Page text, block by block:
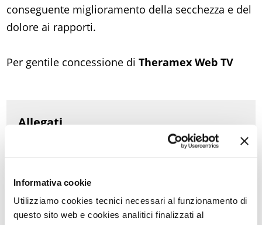
Informativa cookie
Utilizziamo cookies tecnici necessari al funzionamento di
questo sito web e cookies analitici finalizzati al
conseguente miglioramento della secchezza e del
dolore ai rapporti.
Per gentile concessione diTheramex Web TV
Allegati
Hormone Replacement Therapy and sexuality
Disturbi del sonno correlati alla menopausa -
La terapia ormonale postmenopausale: quello che i
clinici vogliono sapere